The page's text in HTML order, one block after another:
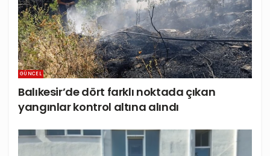
GÜNCEL
Balıkesir’de dört farklı noktada çıkan
yangınlar kontrol altına alındı